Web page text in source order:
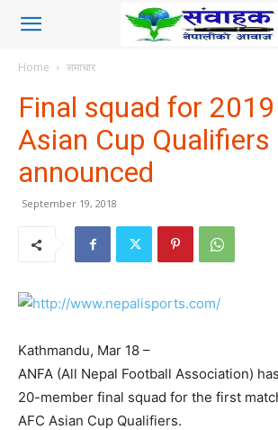
Home समाचार
Final squad for
Asian Cup Qualifiers
announced
September 19, 2018
Kathmandu, Mar 18 –
ANFA (All Nepal Football Association)
20-member final squad for the first
AFC Asian Cup Qualifiers.